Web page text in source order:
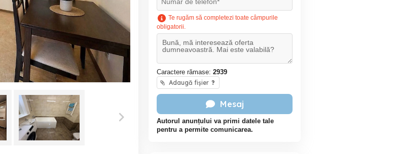
Te rugăm să completezi toate câmpurile
obligatorii.
Caractere rămase: 2939
Adaugă fișier ?
Mesaj
Autorul anunțului va primi datele tale
pentru a permite comunicarea.